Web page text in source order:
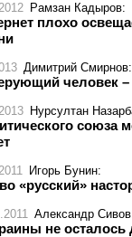
Рамзан Кадыров:
плохо
Димитрий Смирнов:
человек –
Нурсултан
союза
Игорь Бунин:
«русский»
Александр Сивов
не осталось